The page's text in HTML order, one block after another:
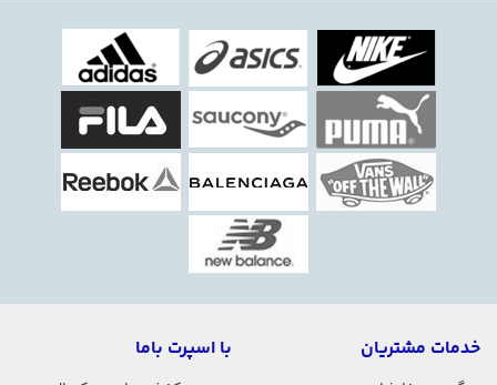
خدمات مشتریان با اسپرت باما